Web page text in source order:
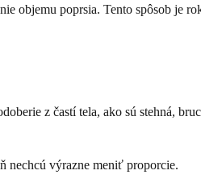
objemu poprsia. Tento spôsob je
z častí tela, ako sú stehná,
nechcú výrazne meniť proporcie.